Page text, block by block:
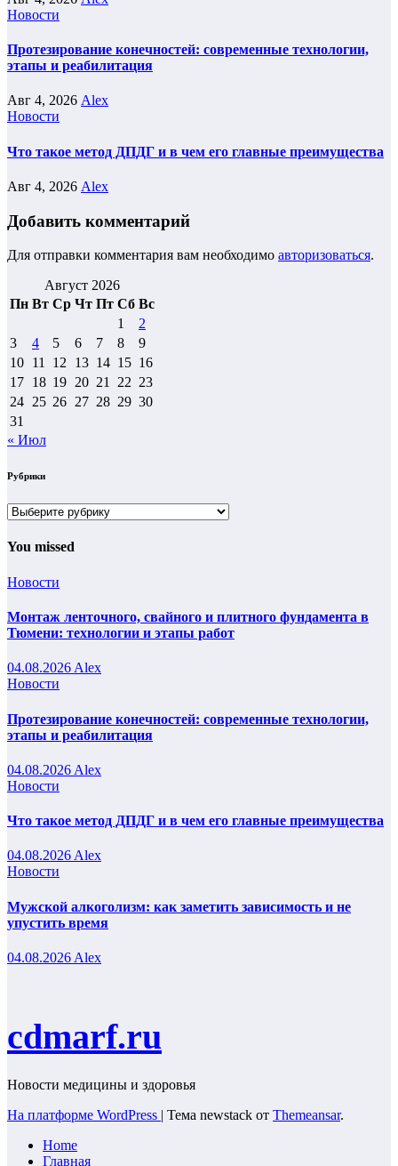
Новости
Протезирование конечностей: современные технологии,
этапы и реабилитация
Авг 4, 2026 Alex
Новости
Что такое метод ДПДГ и в чем его главные преимущества
Авг 4, 2026 Alex
Добавить комментарий
Для отправки комментария вам необходимо авторизоваться.
Август 2026
Пн Вт Ср Чт Пт Сб Вс
1
2
3
4 5 6 7 8
9
10 11 12 13 14 15 16
17 18 19 20 21 22 23
24 25 26 27 28 29 30
31
« Июл
Рубрики
Рубрики
You missed
Новости
Монтаж ленточного, свайного и плитного фундамента в
Тюмени: технологии и этапы работ
04.08.2026 Alex
Новости
Протезирование конечностей: современные технологии,
этапы и реабилитация
04.08.2026 Alex
Новости
Что такое метод ДПДГ и в чем его главные преимущества
04.08.2026 Alex
Новости
Мужской алкоголизм: как заметить зависимость и не
упустить время
04.08.2026 Alex
cdmarf.ru
Новости медицины и здоровья
На платформе WordPress | Тема newstack от Themeansar.
Home
Главная